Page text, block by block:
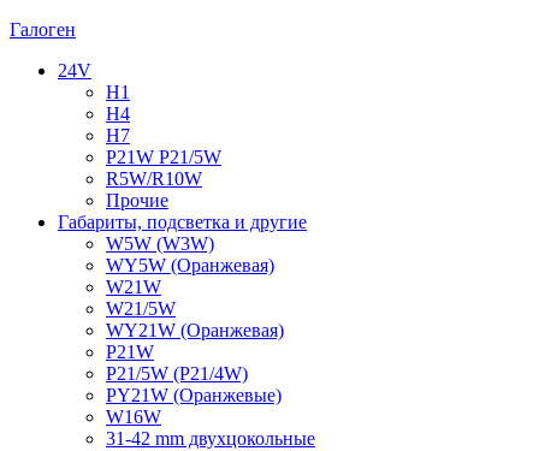
Галоген
24V
H1
H4
H7
P21W P21/5W
R5W/R10W
Прочие
Габариты, подсветка и другие
W5W (W3W)
WY5W (Оранжевая)
W21W
W21/5W
WY21W (Оранжевая)
P21W
P21/5W (P21/4W)
PY21W (Оранжевые)
W16W
31-42 mm двухцокольные